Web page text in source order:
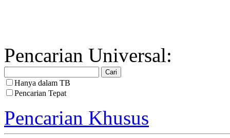
Pencarian Universal:
Hanya dalam TB
Pencarian Tepat
Pencarian Khusus